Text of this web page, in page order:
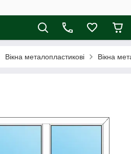
Вікна металопластикові Вікна